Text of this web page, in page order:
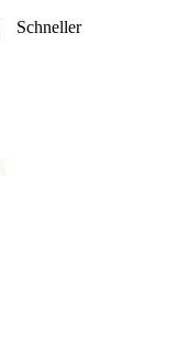
Schneller